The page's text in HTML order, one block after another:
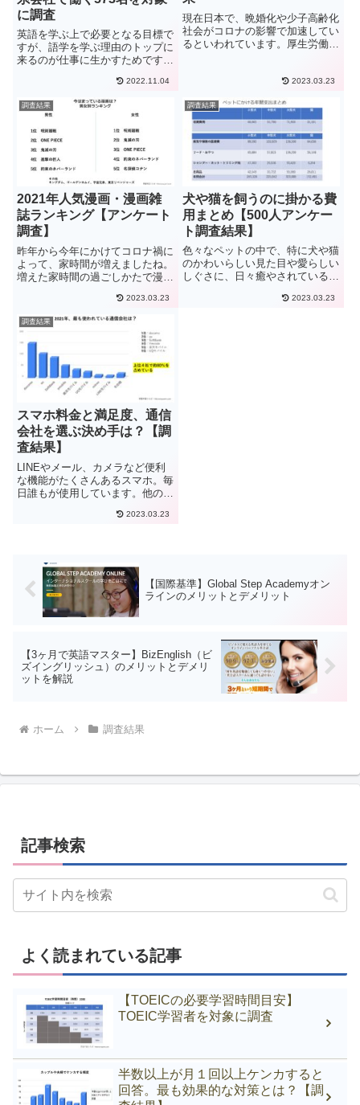
に調査
英語を学ぶ上で必要となる目標で
すが、語学を学ぶ理由のトップに
来るのが仕事に生かすためです。
を使う職場に就職するためにはど
のぐらいの英語力が必要なのでし
ょうか？また、就職できたとし
得...
2022.11.04
現在日本で、晩婚化や少子高齢化
社会がコロナの影響で加速してい
るといわれています。厚生労働省
分）」では、出生数が87万人と
婚姻件数は、53万組で...
2023.03.23
調査結果
2021年人気漫画・漫画雑
誌ランキング【アンケート
調査】
昨年から今年にかけてコロナ禍に
よって、家時間が増えましたね。
増えた家時間の過ごしかたで漫画
は、「漫画・漫画雑誌」について
アンケート調査をおこないまし
た。現在、はまっている漫画や、
良く買う漫画雑誌など家時間を過
ご...
2023.03.23
調査結果
犬や猫を飼うのに掛かる費
用まとめ【500人アンケー
ト調査結果】
色々なペットの中で、特に犬や猫
のかわいらしい見た目や愛らしい
しぐさに、日々癒やされている飼
た、コロナ過でお家時間が増える
2023.03.23
調査結果
スマホ料金と満足度、通信
会社を選ぶ決め手は？【調
査結果】
LINEやメール、カメラなど便利
な機能がたくさんあるスマホ。毎
日誰もが使用しています。他の人
支払い、どこの通信会社を利用し
2023.03.23
【国際基準】Global Step Academyオン
ラインのメリットとデメリット
【3ヶ月で英語マスター】BizEnglish（ビ
ズイングリッシュ）のメリットとデメリ
ットを解説
ホーム 調査結果
記事検索
よく読まれている記事
【TOEICの必要学習時間目安】
TOEIC学習者を対象に調査
半数以上が月１回以上ケンカすると
回答。最も効果的な対策とは？【調